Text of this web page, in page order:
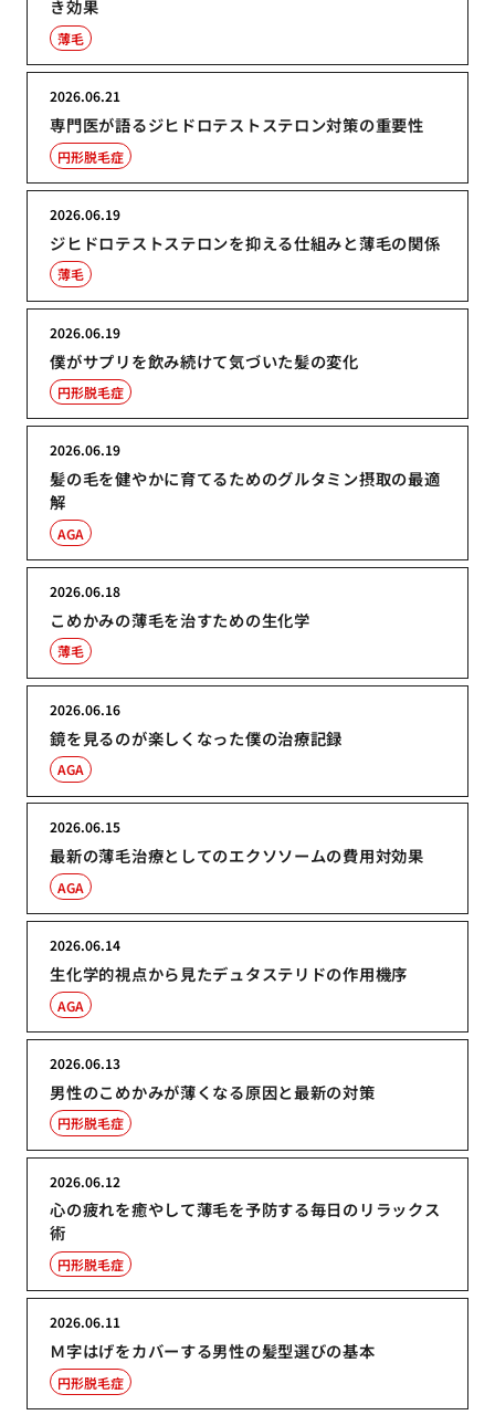
き効果
薄毛
専門医が語るジヒドロテストステロン対策の重要性
2026.06.21
円形脱毛症
ジヒドロテストステロンを抑える仕組みと薄毛の関係
2026.06.19
薄毛
僕がサプリを飲み続けて気づいた髪の変化
2026.06.19
円形脱毛症
髪の毛を健やかに育てるためのグルタミン摂取の最適
解
2026.06.19
AGA
こめかみの薄毛を治すための生化学
2026.06.18
薄毛
鏡を見るのが楽しくなった僕の治療記録
2026.06.16
AGA
最新の薄毛治療としてのエクソソームの費用対効果
2026.06.15
AGA
生化学的視点から見たデュタステリドの作用機序
2026.06.14
AGA
男性のこめかみが薄くなる原因と最新の対策
2026.06.13
円形脱毛症
心の疲れを癒やして薄毛を予防する毎日のリラックス
術
2026.06.12
円形脱毛症
Ｍ字はげをカバーする男性の髪型選びの基本
2026.06.11
円形脱毛症